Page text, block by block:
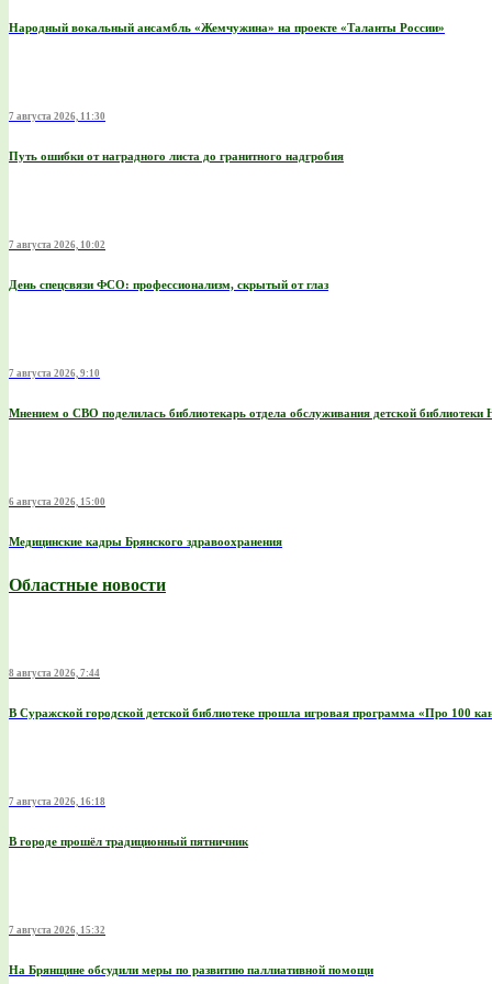
Народный вокальный ансамбль «Жемчужина» на проекте «Таланты России»
7 августа 2026, 11:30
Путь ошибки от наградного листа до гранитного надгробия
7 августа 2026, 10:02
День спецсвязи ФСО: профессионализм, скрытый от глаз
7 августа 2026, 9:10
Мнением о СВО поделилась библиотекарь отдела обслуживания детской библиотеки
6 августа 2026, 15:00
Медицинские кадры Брянского здравоохранения
Областные новости
8 августа 2026, 7:44
В Суражской городской детской библиотеке прошла игровая программа «Про 100
7 августа 2026, 16:18
В городе прошёл традиционный пятничник
7 августа 2026, 15:32
На Брянщине обсудили меры по развитию паллиативной помощи